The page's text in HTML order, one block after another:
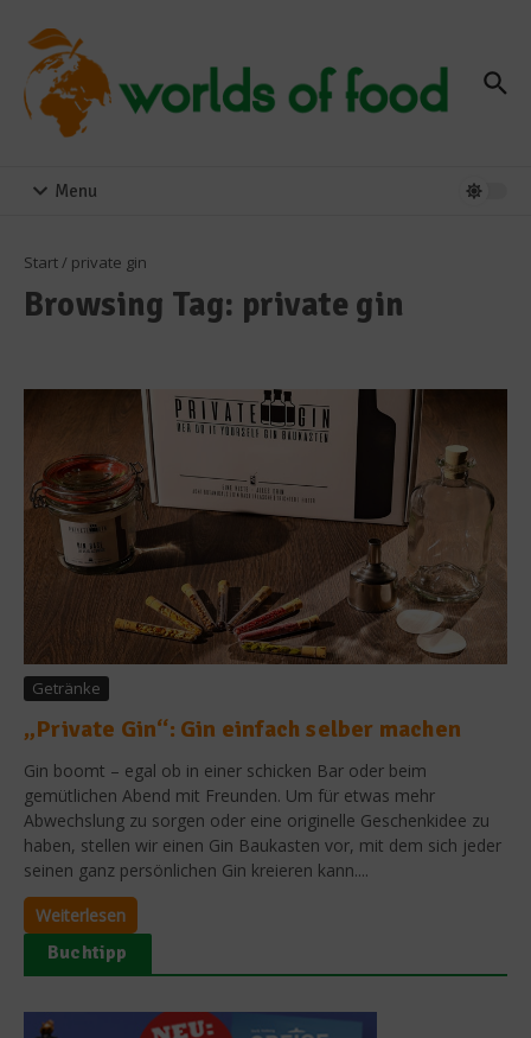
Menu
Start/ private gin
Browsing Tag: private gin
Getränke
„Private Gin“: Gin einfach selber machen
Gin boomt – egal ob in einer schicken Bar oder beim
gemütlichen Abend mit Freunden. Um für etwas mehr
Abwechslung zu sorgen oder eine originelle Geschenkidee zu
haben, stellen wir einen Gin Baukasten vor, mit dem sich jeder
seinen ganz persönlichen Gin kreieren kann....
Weiterlesen
Buchtipp